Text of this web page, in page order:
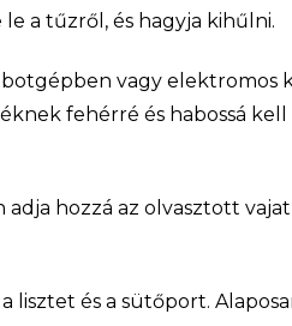
a tűzről, és hagyja kihűlni.
vagy elektromos
fehérré és habossá kell
hozzá az olvasztott
lisztet és a sütőport.